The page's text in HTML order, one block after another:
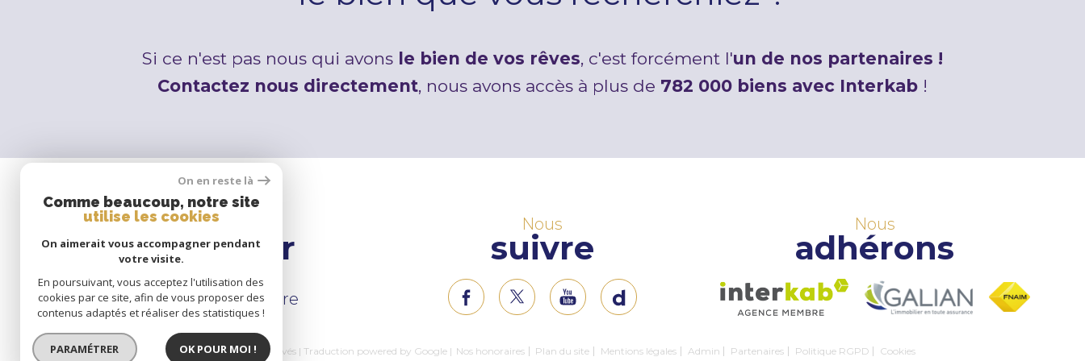
Si ce n'est pas nous qui avons le bien de vos rêves, c'est forcément l'un de nos partenaires !
Contactez nous directement, nous avons accès à plus de 782 000 biens avec Interkab !
Se
connecter
espace propriétaire
Nous
suivre
Nous
adhérons
© 2026 | Tous droits réservés | Traduction powered by Google | Nos honoraires Plan du site Mentions légales Admin Partenaires Politique RGPD Cookies
On en reste là
Comme beaucoup, notre site
utilise les cookies
On aimerait vous accompagner pendant
votre visite.
En poursuivant, vous acceptez l'utilisation des
cookies par ce site, afin de vous proposer des
contenus adaptés et réaliser des statistiques !
PARAMÉTRER OK POUR MOI !